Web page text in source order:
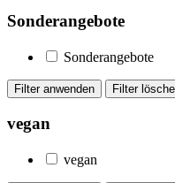
Sonderangebote
Sonderangebote
vegan
vegan